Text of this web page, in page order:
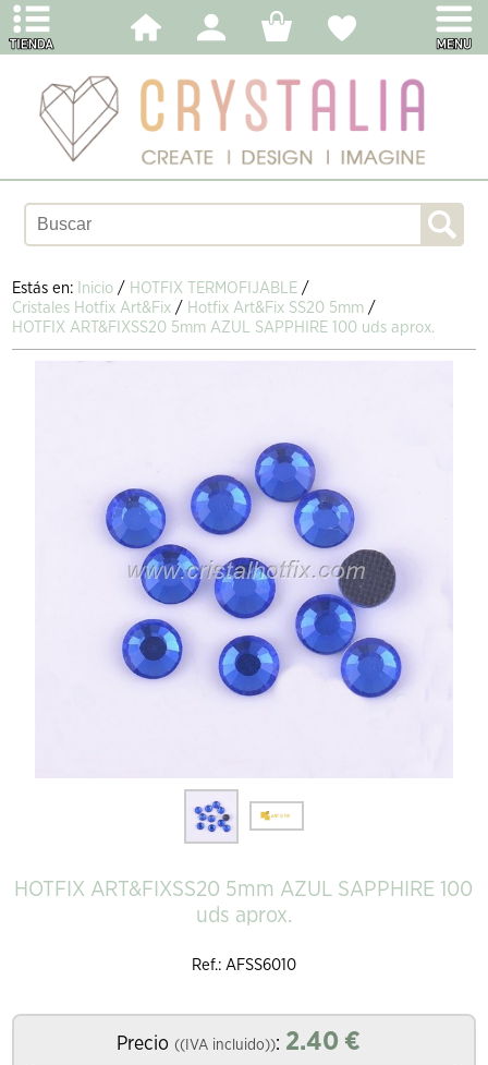
Estás en: Inicio / HOTFIX TERMOFIJABLE /
Cristales Hotfix Art&Fix / Hotfix Art&Fix SS20 5mm /
HOTFIX ART&FIXSS20 5mm AZUL SAPPHIRE 100 uds aprox.
HOTFIX ART&FIXSS20 5mm AZUL SAPPHIRE 100
uds aprox.
Ref.: AFSS6010
Precio ((IVA incluido)): 2.40 €